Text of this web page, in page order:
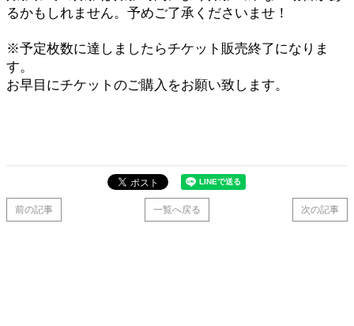
るかもしれません。予めご了承くださいませ！
※予定枚数に達しましたらチケット販売終了になりま
す。
お早目にチケットのご購入をお願い致します。
次の記事
一覧へ戻る
前の記事